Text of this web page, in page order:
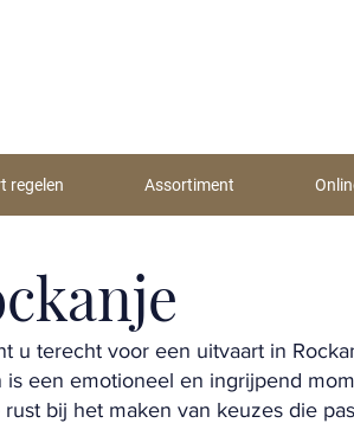
regelen Assortiment
u terecht voor een uitvaart in
een emotioneel en ingrijpend
bij het maken van keuzes die